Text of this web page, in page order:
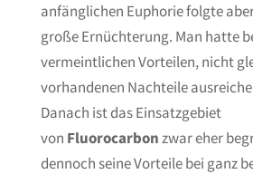
anfänglichen Euphorie folgte
große Ernüchterung. Man hatte
vermeintlichen Vorteilen, nicht
vorhandenen Nachteile
Danach ist das Einsatzgebiet
von Fluorocarbonzwar eher
dennoch seine Vorteile bei ganz